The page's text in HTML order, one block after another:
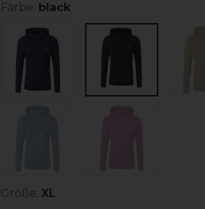
Farbe: black
Größe: XL